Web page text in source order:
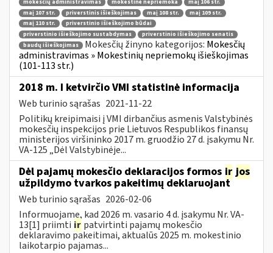
mokesčių administravimas mokestinė nepriemoka
maį 106 str.
maį 107 str.
priverstinis išieškojimas maį 108 str.
maį 109 str.
maį 110 str.
priverstinio išieškojimo būdai
priverstinio išieškojimo sustabdymas
priverstinio išieškojimo senatis
baudų išieškojimas
Mokesčių žinyno kategorijos: Mokesčių
administravimas » Mokestinių nepriemokų išieškojimas
(101-113 str.)
2018 m. I ketvirčio VMI statistinė informacija
Web turinio sąrašas 2021-11-22
Politikų kreipimaisi į VMI dirbančius asmenis Valstybinės
mokesčių inspekcijos prie Lietuvos Respublikos finansų
ministerijos viršininko 2017 m. gruodžio 27 d. įsakymu Nr.
VA-125 „Dėl Valstybinėje...
Dėl pajamų mokesčio deklaracijos formos ir jos
užpildymo tvarkos pakeitimų deklaruojant
Web turinio sąrašas 2026-02-06
Informuojame, kad 2026 m. vasario 4 d. įsakymu Nr. VA-
13[1] priimti ir patvirtinti pajamų mokesčio
deklaravimo pakeitimai, aktualūs 2025 m. mokestinio
laikotarpio pajamas...